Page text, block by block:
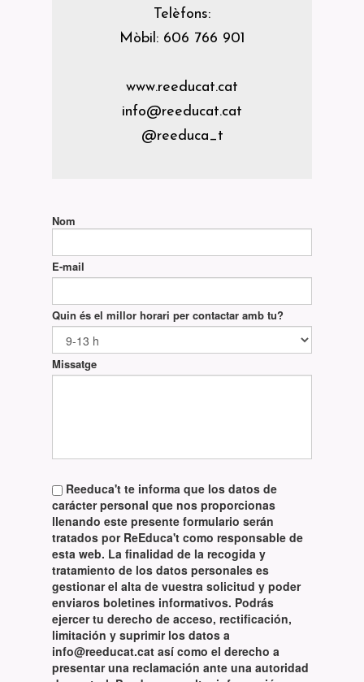
Nom
E-mail
Quin és el millor horari per contactar amb tu?
Missatge
Reeduca't te informa que los datos de
carácter personal que nos proporcionas
llenando este presente formulario serán
tratados por ReEduca't como responsable de
esta web. La finalidad de la recogida y
tratamiento de los datos personales es
gestionar el alta de vuestra solicitud y poder
enviaros boletines informativos. Podrás
ejercer tu derecho de acceso, rectificación,
limitación y suprimir los datos a
info@reeducat.cat así como el derecho a
presentar una reclamación ante una autoridad
Telèfons:
Mòbil: 606 766 901
www.reeducat.cat
info@reeducat.cat
@reeduca_t